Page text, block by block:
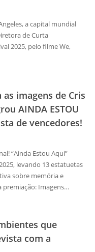
a capital mundial
de Curta
2025, pelo filme We,
as imagens de Cris
AINDA ESTOU
de vencedores!
“Ainda Estou Aqui”
levando 13 estatuetas
sobre memória e
premiação: Imagens…
que
com a